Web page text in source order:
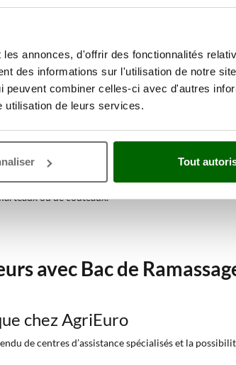
annonces, d'offrir des fonctionnalités
des informations sur l'utilisation de notre
combiner celles-ci avec d'autres
utilisation de leurs services.
Tout
qui
Le
excès, à la différence des autres modèles qui
parcs, les terrains de golf et, en général, les
semi-professionnel, ils sont parfaits pour le
ou de couteaux.
avec Bac de
chez AgriEuro
de centres d’assistance spécialisés et la